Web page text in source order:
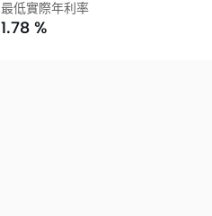
最低實際年利率
1.78 %